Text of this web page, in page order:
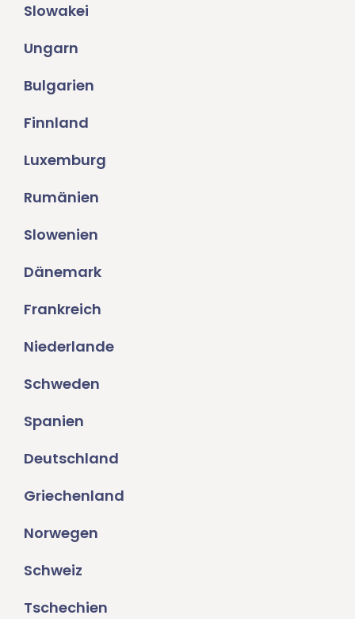
Slowakei
Ungarn
Bulgarien
Finnland
Luxemburg
Rumänien
Slowenien
Dänemark
Frankreich
Niederlande
Schweden
Spanien
Deutschland
Griechenland
Norwegen
Schweiz
Tschechien